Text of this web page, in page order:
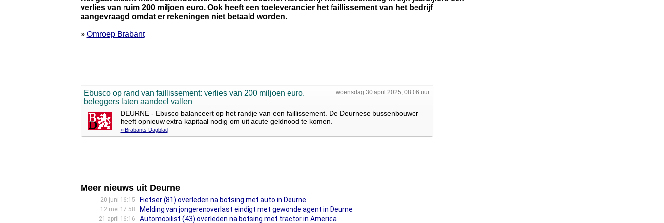
verlies van ruim 200 miljoen euro. Ook heeft een toeleverancier het faillissement van het bedrijf
aangevraagd omdat er rekeningen niet betaald worden.
» Omroep Brabant
woensdag 30 april 2025, 08:06 uur
Ebusco op rand van faillissement: verlies van 200 miljoen euro,
beleggers laten aandeel vallen
DEURNE - Ebusco balanceert op het randje van een faillissement. De Deurnese bussenbouwer
heeft opnieuw extra kapitaal nodig om uit acute geldnood te komen.
» Brabants Dagblad
Meer nieuws uit Deurne
20 juni 16:15 Fietser (81) overleden na botsing met auto in Deurne
12 mei 17:58 Melding van jongerenoverlast eindigt met gewonde agent in Deurne
21 april 16:16 Automobilist (43) overleden na botsing met tractor in America